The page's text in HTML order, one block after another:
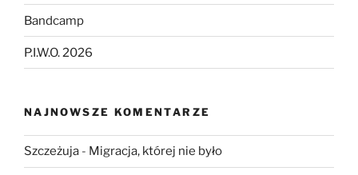
Bandcamp
P.I.W.O. 2026
NAJNOWSZE KOMENTARZE
Szczeżuja - Migracja, której nie było